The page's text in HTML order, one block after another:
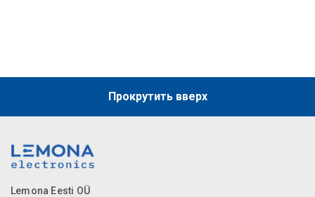
Описание искусственного интеллекта
Прокрутить вверх
Lemona Eesti OÜ